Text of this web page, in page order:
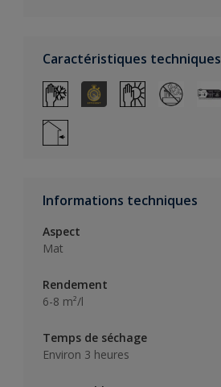
Caractéristiques techniques
Informations techniques
Aspect
Mat
Rendement
6-8 m²/l
Temps de séchage
Environ 3 heures